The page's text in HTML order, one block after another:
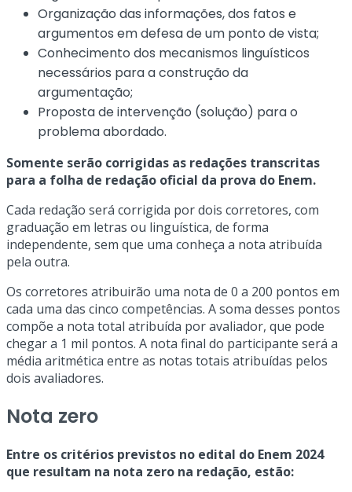
Organização das informações, dos fatos e
argumentos em defesa de um ponto de vista;
Conhecimento dos mecanismos linguísticos
necessários para a construção da
argumentação;
Proposta de intervenção (solução) para o
problema abordado.
Somente serão corrigidas as redações transcritas
para a folha de redação oficial da prova do Enem.
Cada redação será corrigida por dois corretores, com
graduação em letras ou linguística, de forma
independente, sem que uma conheça a nota atribuída
pela outra.
Os corretores atribuirão uma nota de 0 a 200 pontos em
cada uma das cinco competências. A soma desses pontos
compõe a nota total atribuída por avaliador, que pode
chegar a 1 mil pontos. A nota final do participante será a
média aritmética entre as notas totais atribuídas pelos
dois avaliadores.
Nota zero
Entre os critérios previstos no edital do Enem 2024
que resultam na nota zero na redação, estão: